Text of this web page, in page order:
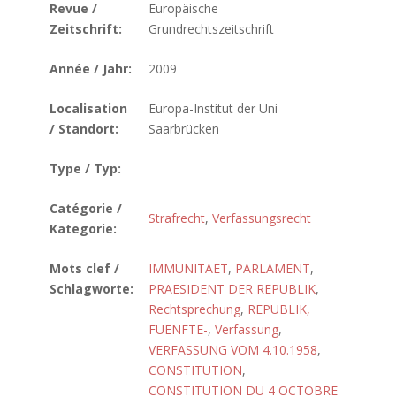
Revue /
Zeitschrift:
Europäische
Grundrechtszeitschrift
Année / Jahr: 2009
Localisation
/ Standort:
Europa-Institut der Uni
Saarbrücken
Type / Typ:
Catégorie /
Kategorie:
Strafrecht, Verfassungsrecht
Mots clef /
Schlagworte:
IMMUNITAET, PARLAMENT,
PRAESIDENT DER REPUBLIK,
Rechtsprechung, REPUBLIK,
FUENFTE-, Verfassung,
VERFASSUNG VOM 4.10.1958,
CONSTITUTION,
CONSTITUTION DU 4 OCTOBRE